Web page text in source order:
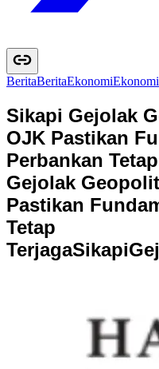
BeritaBeritaEkonomiEkonomi
Sikapi Gejolak
OJK Pastikan
Perbankan
Gejolak
Pastikan
Tetap
TerjagaSikapiGej